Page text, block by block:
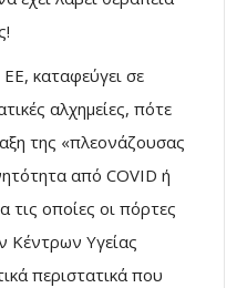
καταφεύγει σε
αλχημείες, πότε
της «πλεονάζουσας
από COVID ή
τις οποίες οι πόρτες
Κέντρων Υγείας
περιστατικά που